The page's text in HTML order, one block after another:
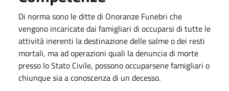
Di norma sono le ditte di Onoranze Funebri che
vengono incaricate dai famigliari di occuparsi di tutte le
attività inerenti la destinazione delle salme o dei resti
mortali, ma ad operazioni quali la denuncia di morte
presso lo Stato Civile, possono occuparsene famigliari o
chiunque sia a conoscenza di un decesso.